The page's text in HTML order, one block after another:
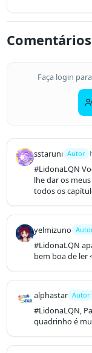
Faça login
sstaruni Autor
#LidonaLQN
lhe dar os
todos os
yelmizuno
#LidonaLQN
bem boa de ler
alphastar Autor
#LidonaLQN,
quadrinho é